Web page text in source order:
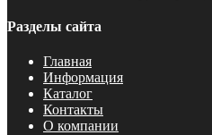
Разделы сайта
Главная
Информация
Каталог
Контакты
О компании